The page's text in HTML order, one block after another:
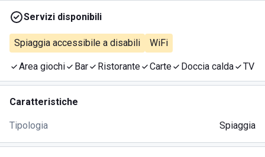
Servizi disponibili
Spiaggia accessibile a disabili WiFi
Area giochi Bar Ristorante Carte Doccia calda TV
Caratteristiche
Tipologia Spiaggia